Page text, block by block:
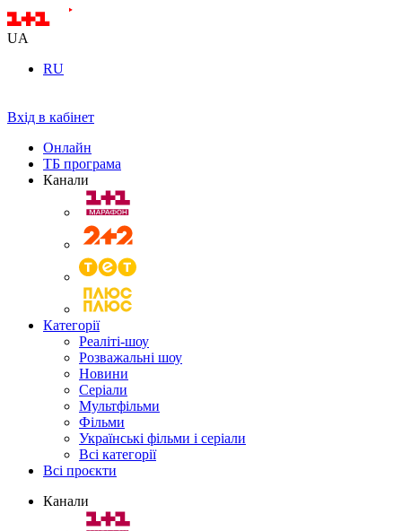
UA
RU
Вхід в кабінет
Онлайн
ТБ програма
Канали
Категорії
Реаліті-шоу
Розважальні шоу
Новини
Серіали
Мультфільми
Фільми
Українські фільми і серіали
Всі категорії
Всі проєкти
Канали